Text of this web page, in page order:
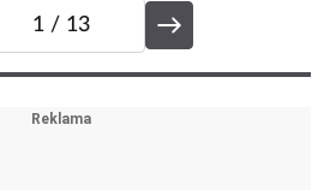
1 / 13